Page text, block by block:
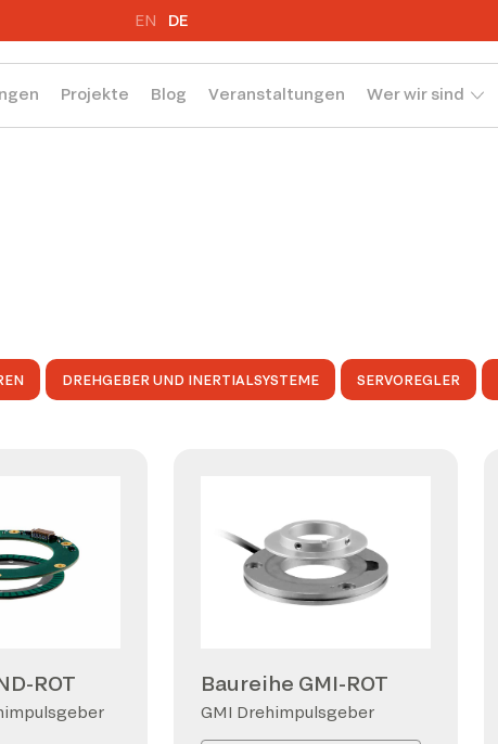
EN DE
Projekte Blog Veranstaltungen Wer wir sind
DREHGEBER UND INERTIALSYSTEME SERVOREGLER
ROT Baureihe GMI-ROT
GMI Drehimpulsgeber